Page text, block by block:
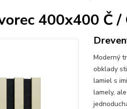
400x400 Č
Moderný
obklady
lamiel s
lamely,